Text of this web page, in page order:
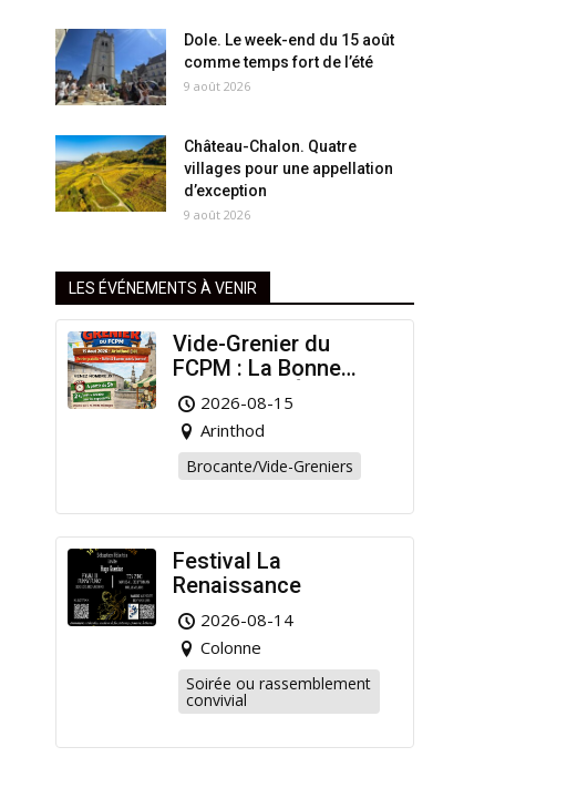
Dole. Le week-end du 15 août
comme temps fort de l’été
9 août 2026
Château-Chalon. Quatre
villages pour une appellation
d’exception
9 août 2026
LES ÉVÉNEMENTS À VENIR
Vide-Grenier du
FCPM : La Bonne
Affaire de l’Été à
Arinthod !
2026-08-15
Arinthod
Brocante/Vide-Greniers
Festival La
Renaissance
2026-08-14
Colonne
Soirée ou rassemblement
convivial